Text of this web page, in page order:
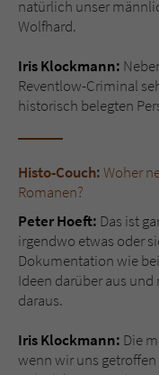
natürlich unser
Wolfhard.
Iris Klockmann:
Reventlow-Criminal
historisch belegten
Histo-Couch:Woher
Romanen?
Peter Hoeft: Das ist
irgendwo etwas oder
Dokumentation wie
Ideen darüber aus
daraus.
Iris Klockmann: Die
wenn wir uns